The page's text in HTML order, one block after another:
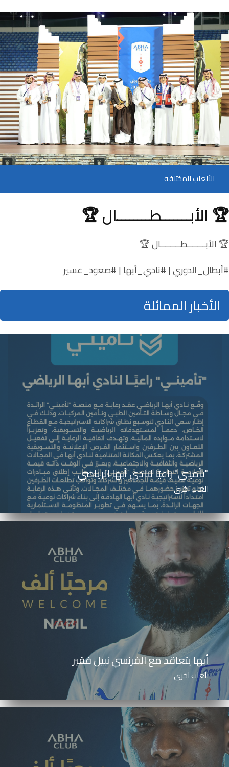
الألعاب المختلفه
🏆 الأبـــــــطــــــــال 🏆
🏆 الأبـــــــطــــــــال 🏆
‏⁧‫#أبطال_الدوري‬⁩ | ⁧‫#نادي_أبها‬⁩ | ⁧‫#صعود_عسير
الأخبار المماثلة
"تأميني" راعيًا لنادي أبها الرياضي
العاب اخرى
أبها يتعاقد مع الفرنسي نبيل فقير
العاب اخرى